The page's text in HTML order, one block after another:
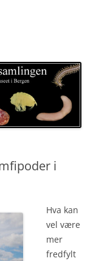
i
Hva kan
vel være
mer
fredfylt